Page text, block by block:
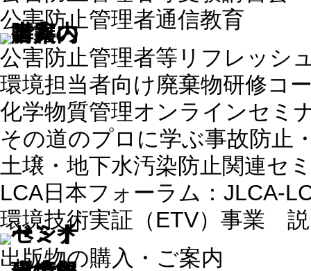
公害防止管理者通信教育
公害防止管理者等リフレッシ
環境担当者向け廃棄物研修コ
化学物質管理オンラインセミ
その道のプロに学ぶ事故防止
土壌・地下水汚染防止関連セ
LCA日本フォーラム：JLCA-
環境技術実証（ETV）事業
出版物の購入・ご案内